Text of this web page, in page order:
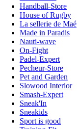
Handball-Store
House of Rugby
La sellerie de Maé
Made in Paradis
Nauti-wave
On-Fight
Padel-Expert
Pecheur-Store
Pet and Garden
Slowood Interior
Smash-Expert
Sneak'In
Sneakids
Sport is good